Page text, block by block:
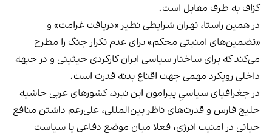
گزاف به طرف مقابل است.
در همین راستا، تهران شرایطی نظیر «دریافت غرامت» و
«تضمین‌های امنیتی محکم» برای عدم تکرار جنگ را مطرح
می‌کند که برای ساختار سیاسی ایران کارکردی حیثیتی و در جبهه
داخلی رویکرد مهمی جهت اقناع بدنه قدرت است.
در جغرافیای سیاسیِ پیرامون این نبرد، کشورهای عربی حاشیه
خلیج فارس و قدرت‌های ناظر بین‌المللی، علی‌رغم داشتن منافع
حیاتی در امنیت انرژی، فعلا میان موضع دفاعی یا سیاست